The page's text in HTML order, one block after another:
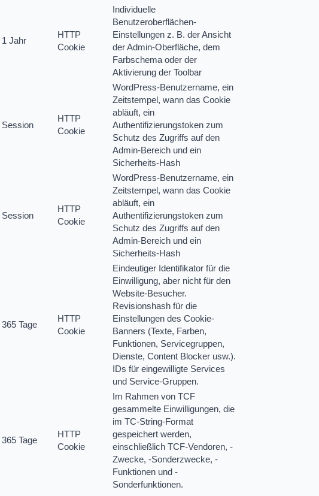
1 Jahr
HTTP
Cookie
Individuelle
Benutzeroberflächen-
Einstellungen z. B. der Ansicht
der Admin-Oberfläche, dem
Farbschema oder der
Aktivierung der Toolbar
Session
HTTP
Cookie
WordPress-Benutzername, ein
Zeitstempel, wann das Cookie
abläuft, ein
Authentifizierungstoken zum
Schutz des Zugriffs auf den
Admin-Bereich und ein
Sicherheits-Hash
Session
HTTP
Cookie
WordPress-Benutzername, ein
Zeitstempel, wann das Cookie
abläuft, ein
Authentifizierungstoken zum
Schutz des Zugriffs auf den
Admin-Bereich und ein
Sicherheits-Hash
365 Tage
HTTP
Cookie
Eindeutiger Identifikator für die
Einwilligung, aber nicht für den
Website-Besucher.
Revisionshash für die
Einstellungen des Cookie-
Banners (Texte, Farben,
Funktionen, Servicegruppen,
Dienste, Content Blocker usw.).
IDs für eingewilligte Services
und Service-Gruppen.
365 Tage
HTTP
Cookie
Im Rahmen von TCF
gesammelte Einwilligungen, die
im TC-String-Format
gespeichert werden,
einschließlich TCF-Vendoren, -
Zwecke, -Sonderzwecke, -
Funktionen und -
Sonderfunktionen.